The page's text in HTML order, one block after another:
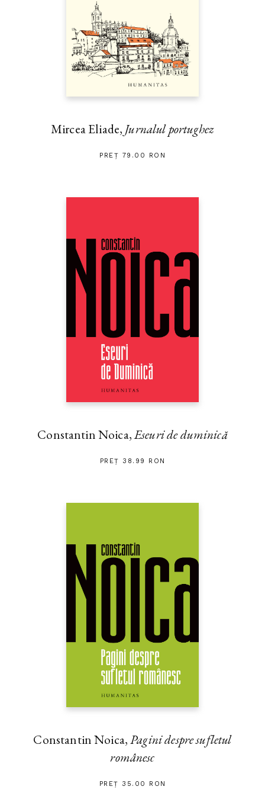
Mircea Eliade, Jurnalul portughez
PREȚ 79.00 RON
Constantin Noica,Eseuri de duminică
PREȚ 38.99 RON
Constantin Noica,Pagini despre sufletul
românesc
PREȚ 35.00 RON